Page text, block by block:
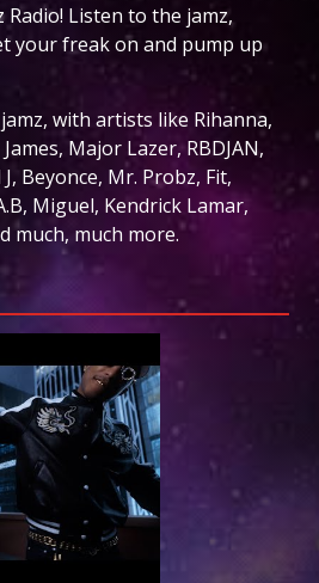
Radio! Listen to the jamz,
your freak on and pump up
with artists like Rihanna,
Major Lazer, RBDJAN,
Beyonce, Mr. Probz, Fit,
Miguel, Kendrick Lamar,
much, much more.